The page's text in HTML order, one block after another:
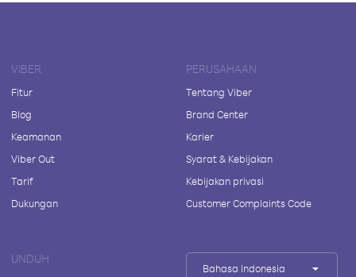
VIBER
Fitur
Blog
Keamanan
Viber Out
Tarif
Dukungan
PERUSAHAAN
Tentang Viber
Brand Center
Karier
Syarat & Kebijakan
Kebijakan privasi
Customer Complaints Code
UNDUH
Bahasa Indonesia